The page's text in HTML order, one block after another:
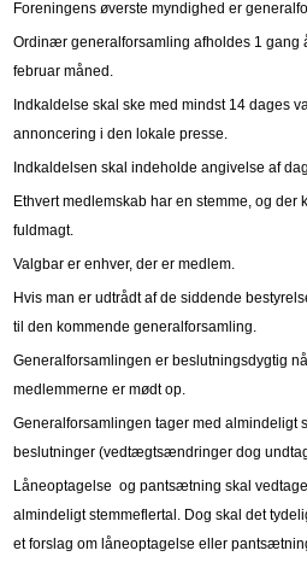
Foreningens øverste myndighed er
Ordinær generalforsamling afholdes 1 gang
februar måned.
Indkaldelse skal ske med mindst 14 dages
annoncering i den lokale presse.
Indkaldelsen skal indeholde angivelse af
Ethvert medlemskab har en stemme, og der
fuldmagt.
Valgbar er enhver, der er medlem.
Hvis man er udtrådt af de siddende
til den kommende generalforsamling.
Generalforsamlingen er beslutningsdygtig
medlemmerne er mødt op.
Generalforsamlingen tager med almindeligt
beslutninger (vedtægtsændringer dog
Låneoptagelse og pantsætning skal
almindeligt stemmeflertal. Dog skal det
et forslag om låneoptagelse eller